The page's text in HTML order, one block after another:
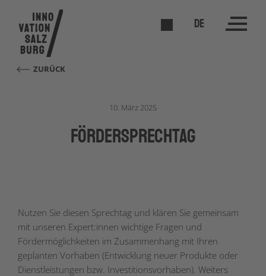
DE
ZURÜCK
10. März 2025
förderSPRECHTAG
Nutzen Sie diesen Sprechtag und klären Sie gemeinsam
mit unseren Expert:innen wichtige Fragen und
Fördermöglichkeiten im Zusammenhang mit Ihren
geplanten Vorhaben (Entwicklung neuer Produkte oder
Dienstleistungen bzw. Investitionsvorhaben). Weiters